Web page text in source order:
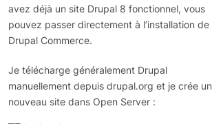
avez déjà un site Drupal 8 fonctionnel, vous
pouvez passer directement à l’installation de
Drupal Commerce.
Je télécharge généralement Drupal
manuellement depuis drupal.org et je crée un
nouveau site dans Open Server :